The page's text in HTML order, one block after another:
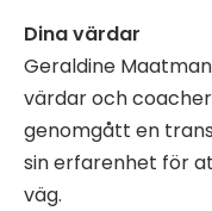
Dina värdar
Geraldine
värdar och
genomgått en
sin erfarenhet för
väg.